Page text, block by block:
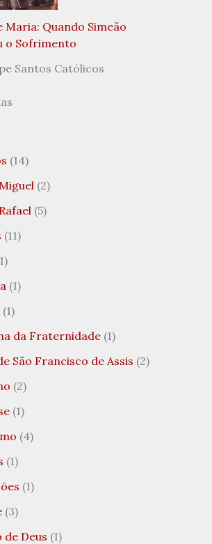
Maria: Quando Simeão
o Sofrimento
Santos Católicos
(14)
(2)
(5)
(11)
(1)
(1)
da Fraternidade (1)
São Francisco de Assis (2)
(2)
(1)
(4)
(1)
(1)
(3)
Deus (1)